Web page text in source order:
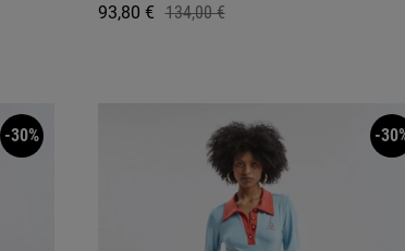
93,80 € 134,00 €
-30% -